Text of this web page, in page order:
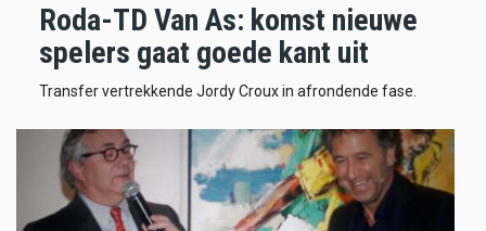
Roda-TD Van As: komst nieuwe
spelers gaat goede kant uit
Transfer vertrekkende Jordy Croux in afrondende fase.